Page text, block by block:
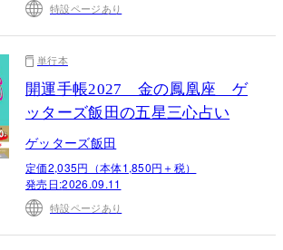
特設ページあり
単行本
開運手帳2027 金の鳳凰座 ゲ
ッターズ飯田の五星三心占い
ゲッターズ飯田
定価2,035円（本体1,850円＋税）
発売日:2026.09.11
特設ページあり